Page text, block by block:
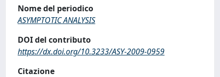
Nome del periodico
ASYMPTOTIC ANALYSIS
DOI del contributo
https://dx.doi.org/10.3233/ASY-2009-0959
Citazione